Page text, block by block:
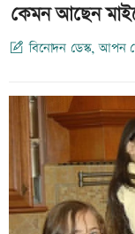
কেমন আছেন
বিনোদন ডেস্ক, আপন